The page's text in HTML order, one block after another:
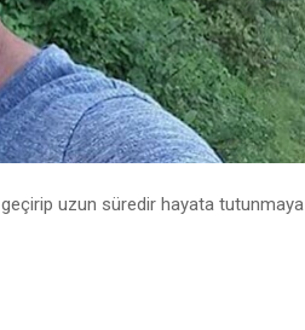
geçirip uzun süredir hayata tutunmaya